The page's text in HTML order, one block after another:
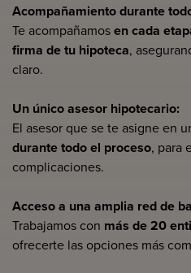
Acompañamiento durante
Te acompañamosen cada
firma de tu hipoteca,
claro.
Un único asesor hipotecario:
El asesor que se te asigne en
durante todo el proceso, para
complicaciones.
Acceso a una amplia red de
Trabajamos con más de 20
ofrecerte las opciones más